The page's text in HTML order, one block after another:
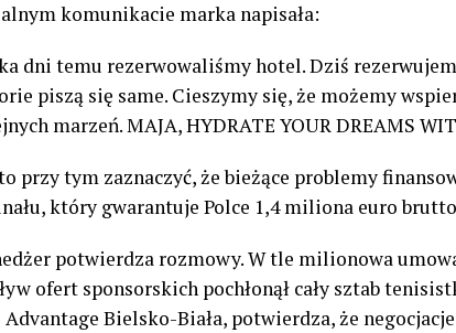
komunikacie marka napisała:
dni temu rezerwowaliśmy hotel. Dziś
piszą się same. Cieszymy się, że możemy
marzeń. MAJA, HYDRATE YOUR DREAMS
przy tym zaznaczyć, że bieżące problemy
który gwarantuje Polce 1,4 miliona euro
potwierdza rozmowy. W tle milionowa
ofert sponsorskich pochłonął cały sztab
Advantage Bielsko-Biała, potwierdza, że negocjacje